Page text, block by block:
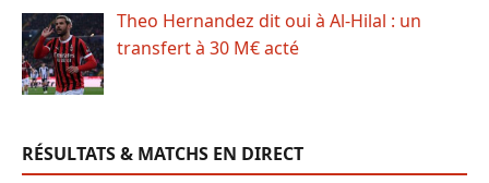
Theo Hernandez dit oui à Al-Hilal : un
transfert à 30 M€ acté
RÉSULTATS & MATCHS EN DIRECT